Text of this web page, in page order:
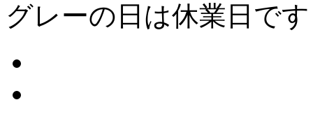
グレーの日は休業日です